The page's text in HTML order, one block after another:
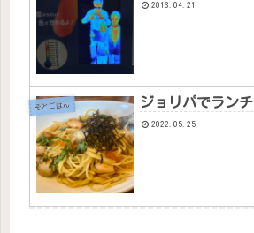
2013.04.21
そとごはん ジョリパでランチ
2022.05.25